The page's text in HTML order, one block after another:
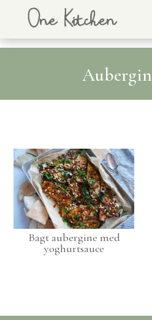
Bagt aubergine med
yoghurtsauce